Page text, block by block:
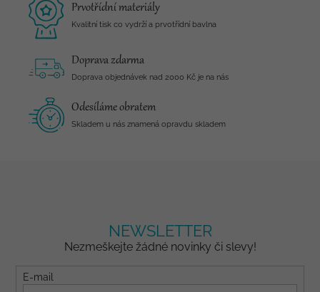
Prvotřídní materiály
Kvalitní tisk co vydrží a prvotřídní bavlna
Doprava zdarma
Doprava objednávek nad 2000 Kč je na nás
Odesíláme obratem
Skladem u nás znamená opravdu skladem
NEWSLETTER
Nezmeškejte žádné novinky či slevy!
E-mail